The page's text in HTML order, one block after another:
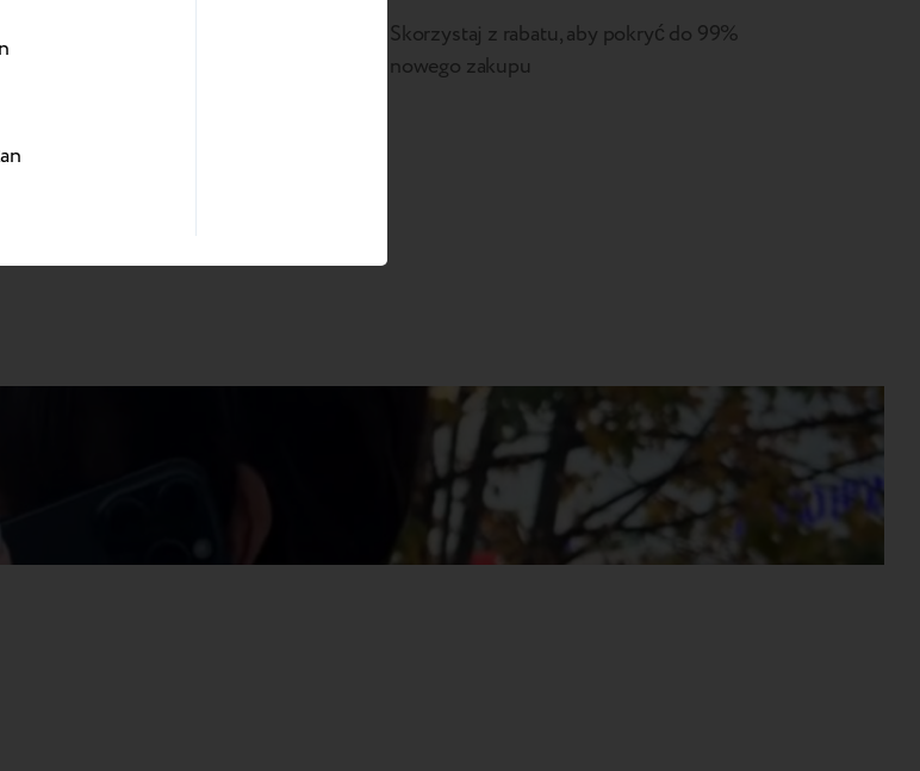
Trade-in? Podpisz
Skorzystaj z rabatu, aby pokryć do 99%
nowego zakupu